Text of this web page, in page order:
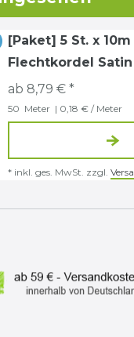
[Paket] 5 St. x
Flechtkordel
ab 8,79 € *
50 Meter | 0,18 € / Meter
* inkl. ges. MwSt. zzgl.